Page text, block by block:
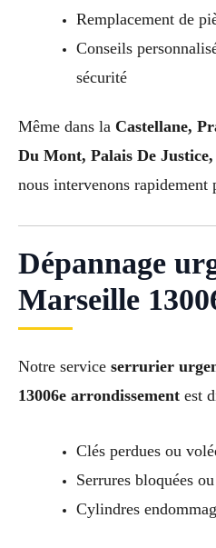
Remplacement de
Conseils
sécurité
Même dans la Castellane,
Du Mont, Palais De
nous intervenons rapidement
Dépannage
Marseille
Notre service serrurier
13006e arrondissement est
Clés perdues ou
Serrures bloquées ou
Cylindres